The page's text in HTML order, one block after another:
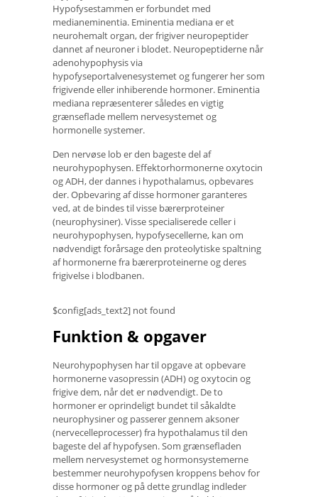
Hypofysestammen er forbundet med
medianeminentia. Eminentia mediana er et
neurohemalt organ, der frigiver neuropeptider
dannet af neuroner i blodet. Neuropeptiderne når
adenohypophysis via
hypofyseportalvenesystemet og fungerer her som
frigivende eller inhiberende hormoner. Eminentia
mediana repræsenterer således en vigtig
grænseflade mellem nervesystemet og
hormonelle systemer.
Den nervøse lob er den bageste del af
neurohypophysen. Effektorhormonerne oxytocin
og ADH, der dannes i hypothalamus, opbevares
der. Opbevaring af disse hormoner garanteres
ved, at de bindes til visse bærerproteiner
(neurophysiner). Visse specialiserede celler i
neurohypophysen, hypofysecellerne, kan om
nødvendigt forårsage den proteolytiske spaltning
af hormonerne fra bærerproteinerne og deres
frigivelse i blodbanen.
$config[ads_text2] not found
Funktion & opgaver
Neurohypophysen har til opgave at opbevare
hormonerne vasopressin (ADH) og oxytocin og
frigive dem, når det er nødvendigt. De to
hormoner er oprindeligt bundet til såkaldte
neurophysiner og passerer gennem aksoner
(nervecelleprocesser) fra hypothalamus til den
bageste del af hypofysen. Som grænsefladen
mellem nervesystemet og hormonsystemerne
bestemmer neurohypofysen kroppens behov for
disse hormoner og på dette grundlag indleder